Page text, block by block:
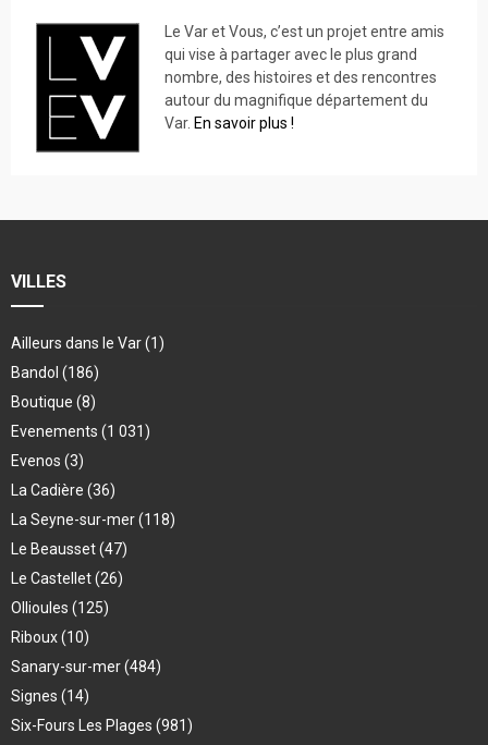
Le Var et Vous, c’est un projet entre amis
qui vise à partager avec le plus grand
nombre, des histoires et des rencontres
autour du magnifique département du
Var. En savoir plus !
VILLES
Ailleurs dans le Var(1)
Bandol (186)
Boutique (8)
Evenements (1 031)
Evenos (3)
La Cadière (36)
La Seyne-sur-mer(118)
Le Beausset(47)
Le Castellet(26)
Ollioules (125)
Riboux(10)
Sanary-sur-mer(484)
Signes (14)
Six-Fours Les Plages (981)